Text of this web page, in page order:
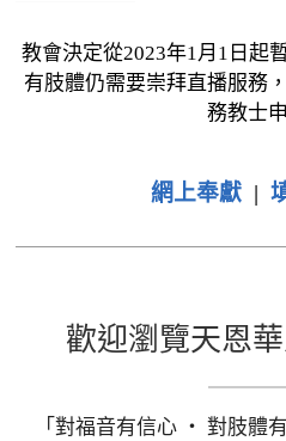
教會決定從2023年1月1日起
有肢體仍需要崇拜直播服務
務教士
網上奉獻 |
歡迎瀏覽天恩
「對福音有信心 ‧ 對肢體